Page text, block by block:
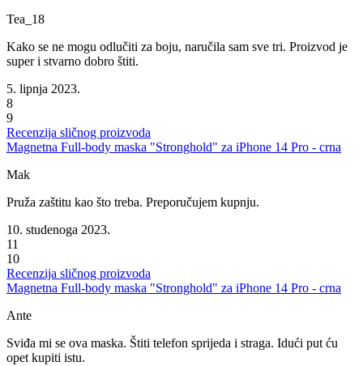
Tea_18
Kako se ne mogu odlučiti za boju, naručila sam sve tri. Proizvod je
super i stvarno dobro štiti.
5. lipnja 2023.
8
9
Recenzija sličnog proizvoda
Magnetna Full-body maska "Stronghold" za iPhone 14 Pro - crna
Mak
Pruža zaštitu kao što treba. Preporučujem kupnju.
10. studenoga 2023.
11
10
Recenzija sličnog proizvoda
Magnetna Full-body maska "Stronghold" za iPhone 14 Pro - crna
Ante
Sviđa mi se ova maska. Štiti telefon sprijeda i straga. Idući put ću
opet kupiti istu.